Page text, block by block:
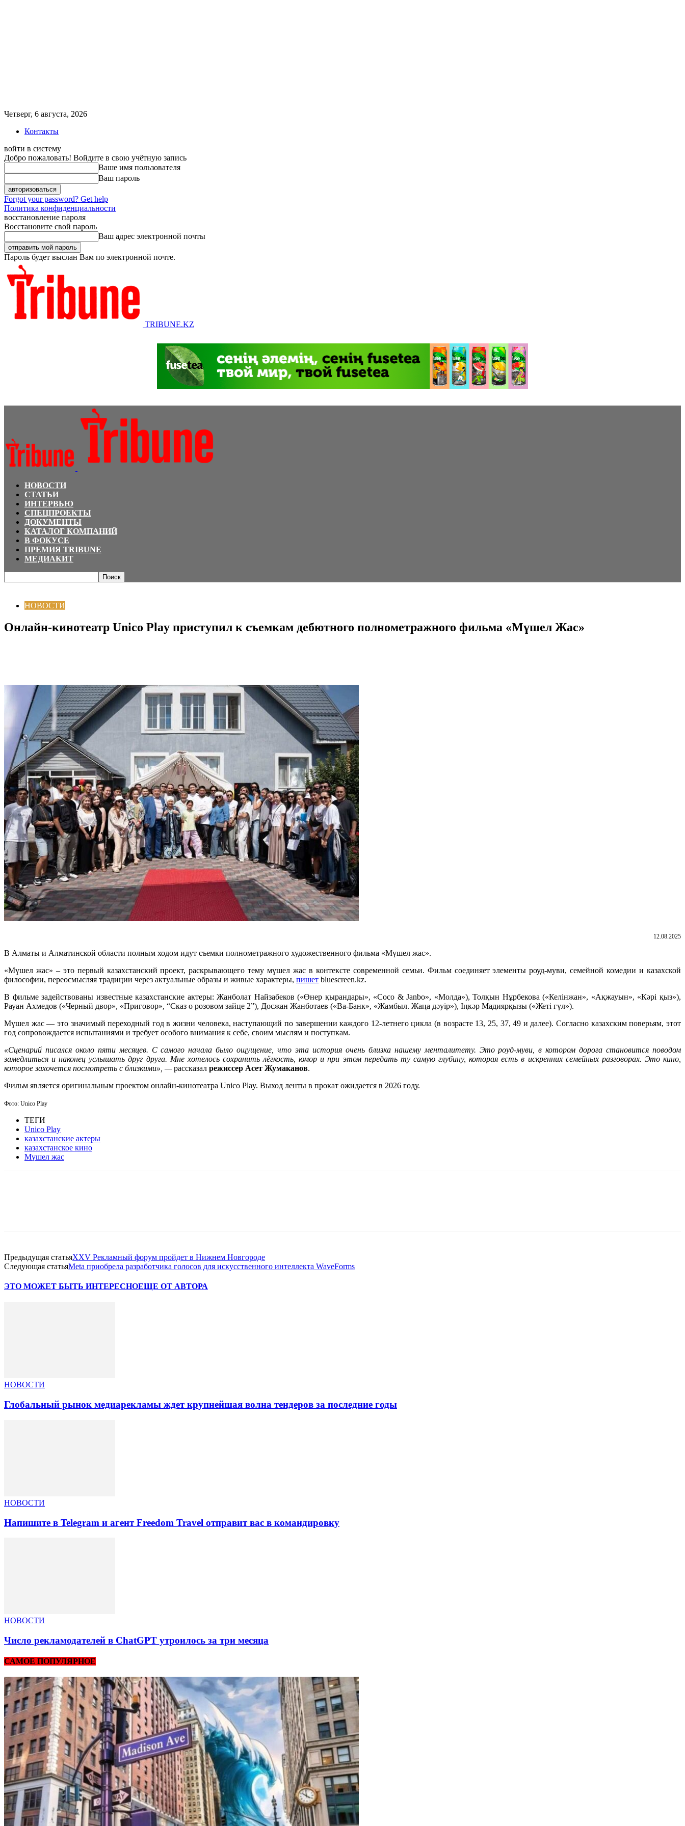
Четверг, 6 августа, 2026
Контакты
войти в систему
Добро пожаловать! Войдите в свою учётную запись
Ваше имя пользователя
Ваш пароль
Forgot your password? Get help
Политика конфиденциальности
восстановление пароля
Восстановите свой пароль
Ваш адрес электронной почты
Пароль будет выслан Вам по электронной почте.
TRIBUNE.KZ
НОВОСТИ
СТАТЬИ
ИНТЕРВЬЮ
СПЕЦПРОЕКТЫ
ДОКУМЕНТЫ
КАТАЛОГ КОМПАНИЙ
В ФОКУСЕ
ПРЕМИЯ TRIBUNE
МЕДИАКИТ
НОВОСТИ
Онлайн-кинотеатр Unico Play приступил к съемкам дебютного полнометражного фильма «Мүшел Жас»
12.08.2025
В Алматы и Алматинской области полным ходом идут съемки полнометражного художественного фильма «Мүшел жас».
«Мүшел жас» – это первый казахстанский проект, раскрывающего тему мүшел жас в контексте современной семьи. Фильм соединяет элементы роуд-муви, семейной комедии и казахской
философии, переосмысляя традиции через актуальные образы и живые характеры, пишет bluescreen.kz.
В фильме задействованы известные казахстанские актеры: Жанболат Найзабеков («Өнер қырандары», «Coco & Janbo», «Молда»), Толқын Нұрбекова («Келінжан», «Ақжауын», «Кәрі қыз»),
Рауан Ахмедов («Черный двор», «Приговор», “Сказ о розовом зайце 2”), Досжан Жанботаев («Ва-Банк», «Жамбыл. Жаңа дәуір»), Іңкәр Мадиярқызы («Жеті гүл»).
Мүшел жас — это значимый переходный год в жизни человека, наступающий по завершении каждого 12-летнего цикла (в возрасте 13, 25, 37, 49 и далее). Согласно казахским поверьям, этот
год сопровождается испытаниями и требует особого внимания к себе, своим мыслям и поступкам.
«Сценарий писался около пяти месяцев. С самого начала было ощущение, что эта история очень близка нашему менталитету. Это роуд-муви, в котором дорога становится поводом
замедлиться и наконец услышать друг друга. Мне хотелось сохранить лёгкость, юмор и при этом передать ту самую глубину, которая есть в искренних семейных разговорах. Это кино,
которое захочется посмотреть с близкими», —рассказал режиссер Асет Жумаканов.
Фильм является оригинальным проектом онлайн-кинотеатра Unico Play. Выход ленты в прокат ожидается в 2026 году.
Фото: Unico Play
ТЕГИ
Unico Play
казахстанские актеры
казахстанское кино
Мүшел жас
Предыдущая статьяXXV Рекламный форум пройдет в Нижнем Новгороде
Следующая статьяMeta приобрела разработчика голосов для искусственного интеллекта WaveForms
ЭТО МОЖЕТ БЫТЬ ИНТЕРЕСНОЕЩЕ ОТ АВТОРА
НОВОСТИ
Глобальный рынок медиарекламы ждет крупнейшая волна тендеров за последние годы
НОВОСТИ
Напишите в Telegram и агент Freedom Travel отправит вас в командировку
НОВОСТИ
Число рекламодателей в ChatGPT утроилось за три месяца
САМОЕ ПОПУЛЯРНОЕ